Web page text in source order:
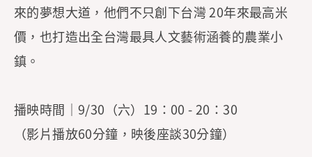
來的夢想大道，他們不只創下台灣 20年來最高米
價，也打造出全台灣最具人文藝術涵養的農業小
鎮。
播映時間｜9/30（六）19：00 - 20：30
（影片播放60分鐘，映後座談30分鐘）